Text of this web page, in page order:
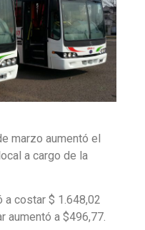
marzo aumentó el
a cargo de la
a costar $ 1.648,02
aumentó a $496,77.